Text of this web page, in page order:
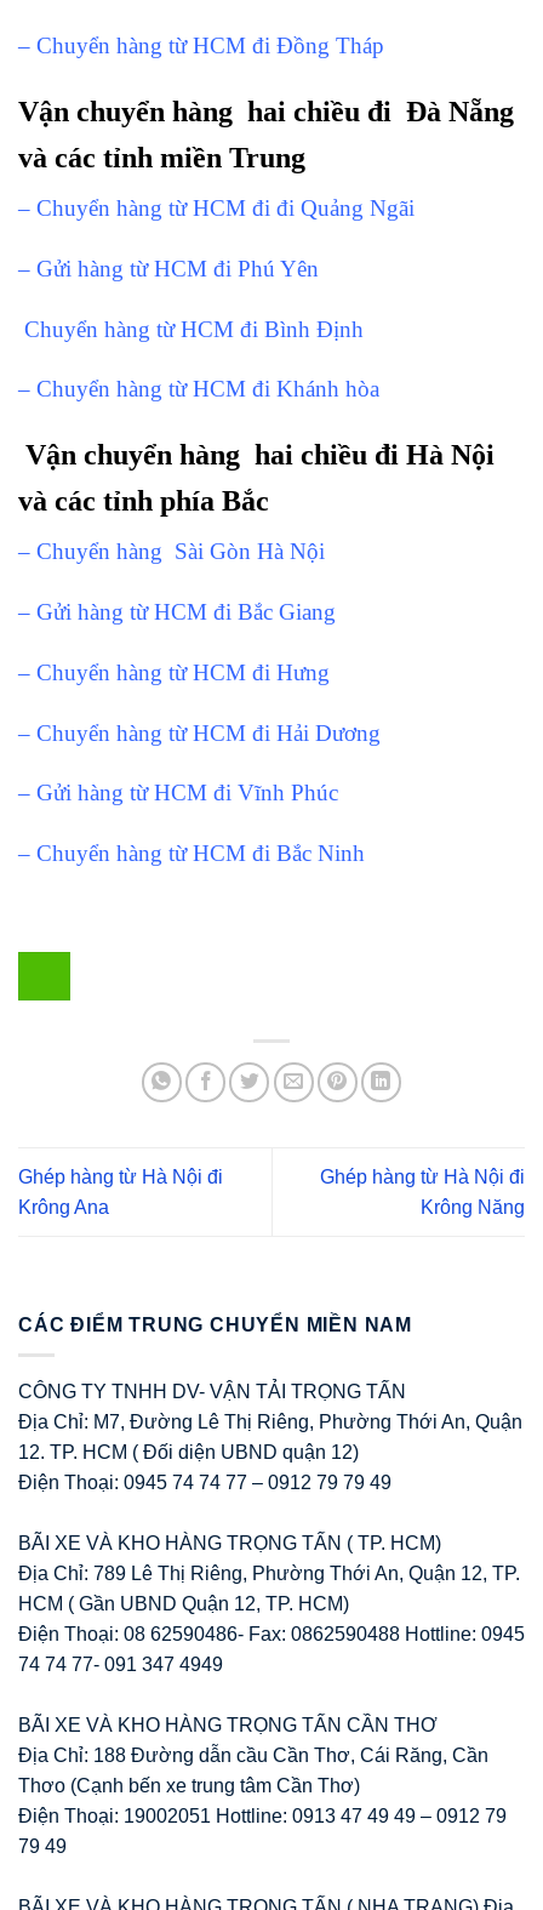
– Chuyển hàng từ HCM đi Đồng Tháp
Vận chuyển hàng hai chiều đi Đà Nẵng
và các tỉnh miền Trung
– Chuyển hàng từ HCM đi đi Quảng Ngãi
– Gửi hàng từ HCM đi Phú Yên
Chuyển hàng từ HCM đi Bình Định
– Chuyển hàng từ HCM đi Khánh hòa
Vận chuyển hàng hai chiều đi Hà Nội
và các tỉnh phía Bắc
– Chuyển hàng Sài Gòn Hà Nội
– Gửi hàng từ HCM đi Bắc Giang
– Chuyển hàng từ HCM đi Hưng
– Chuyển hàng từ HCM đi Hải Dương
– Gửi hàng từ HCM đi Vĩnh Phúc
– Chuyển hàng từ HCM đi Bắc Ninh
Ghép hàng từ Hà Nội đi
Krông Ana
Ghép hàng từ Hà Nội đi
Krông Năng
CÁC ĐIỂM TRUNG CHUYỂN MIỀN NAM
CÔNG TY TNHH DV- VẬN TẢI TRỌNG TẤN
Địa Chỉ: M7, Đường Lê Thị Riêng, Phường Thới An, Quận
12. TP. HCM ( Đối diện UBND quận 12)
Điện Thoại: 0945 74 74 77 – 0912 79 79 49
BÃI XE VÀ KHO HÀNG TRỌNG TẤN ( TP. HCM)
Địa Chỉ: 789 Lê Thị Riêng, Phường Thới An, Quận 12, TP.
HCM ( Gần UBND Quận 12, TP. HCM)
Điện Thoại: 08 62590486- Fax: 0862590488 Hottline: 0945
74 74 77- 091 347 4949
BÃI XE VÀ KHO HÀNG TRỌNG TẤN CẦN THƠ
Địa Chỉ: 188 Đường dẫn cầu Cần Thơ, Cái Răng, Cần
Thơo (Cạnh bến xe trung tâm Cần Thơ)
Điện Thoại: 19002051 Hottline: 0913 47 49 49 – 0912 79
79 49